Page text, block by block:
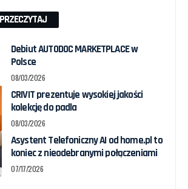
Debiut AUTODOC MARKETPLACE w
Polsce
08/03/2026
CRIVIT prezentuje wysokiej jakości
kolekcję do padla
08/03/2026
Asystent Telefoniczny AI od home.pl to
koniec z nieodebranymi połączeniami
07/17/2026